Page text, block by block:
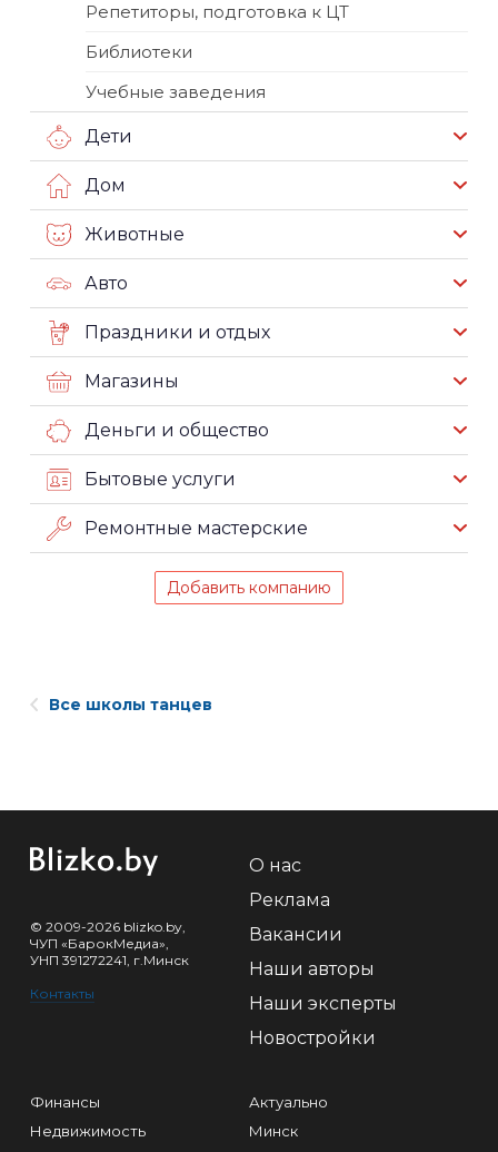
Репетиторы, подготовка к ЦТ
Библиотеки
Учебные заведения
Дети
Дом
Животные
Авто
Праздники и отдых
Магазины
Деньги и общество
Бытовые услуги
Ремонтные мастерские
Добавить компанию
Все школы танцев
© 2009-2026 blizko.by,
ЧУП «БарокМедиа»,
УНП 391272241, г.Минск
Контакты
О нас
Реклама
Вакансии
Наши авторы
Наши эксперты
Новостройки
Финансы
Недвижимость
Актуально
Минск